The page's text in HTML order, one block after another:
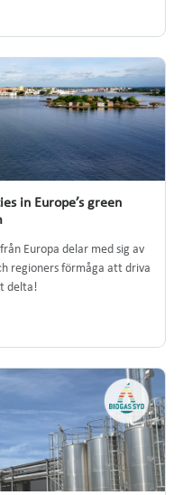
in Europe’s green
Europa delar med sig av
regioners förmåga att driva
delta!